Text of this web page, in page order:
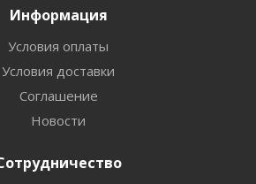
Информация
Условия оплаты
Условия доставки
Соглашение
Новости